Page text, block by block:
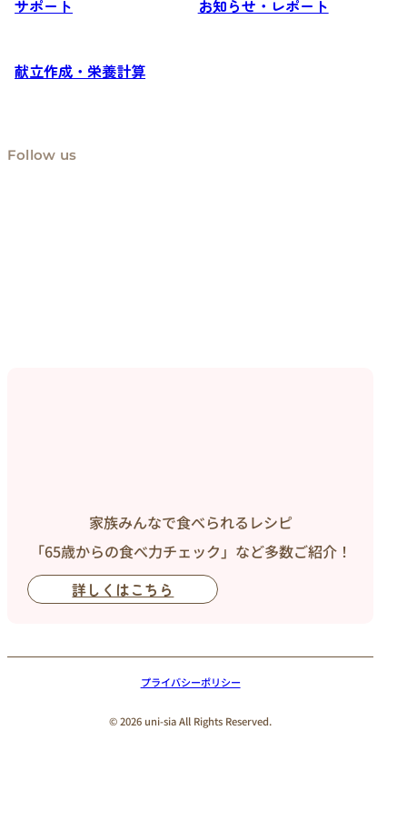
サポート
献立作成・栄養計算
お知らせ・レポート
Follow us
家族みんなで食べられるレシピ
「65歳からの食べ力チェック」など多数ご紹介！
詳しくはこちら
プライバシーポリシー
© 2026 uni-sia All Rights Reserved.